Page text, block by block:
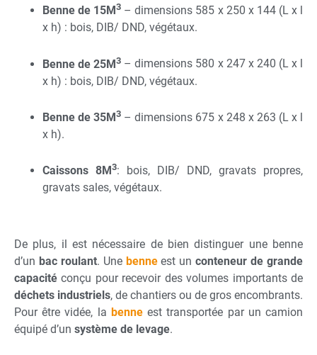
Benne de 15M3 – dimensions 585 x 250 x 144 (L x l
x h) : bois, DIB/ DND, végétaux.
Benne de 25M3 – dimensions 580 x 247 x 240 (L x l
x h) : bois, DIB/ DND, végétaux.
Benne de 35M3 – dimensions 675 x 248 x 263 (L x l
x h).
Caissons 8M 3: bois, DIB/ DND, gravats propres,
gravats sales, végétaux.
De plus, il est nécessaire de bien distinguer une benne
d’un bac roulant. Une benneest unconteneur de grande
capacité conçu pour recevoir des volumes importants de
déchets industriels, de chantiers ou de gros encombrants.
Pour être vidée, la benneest transportée par un camion
équipé d’un système de levage.